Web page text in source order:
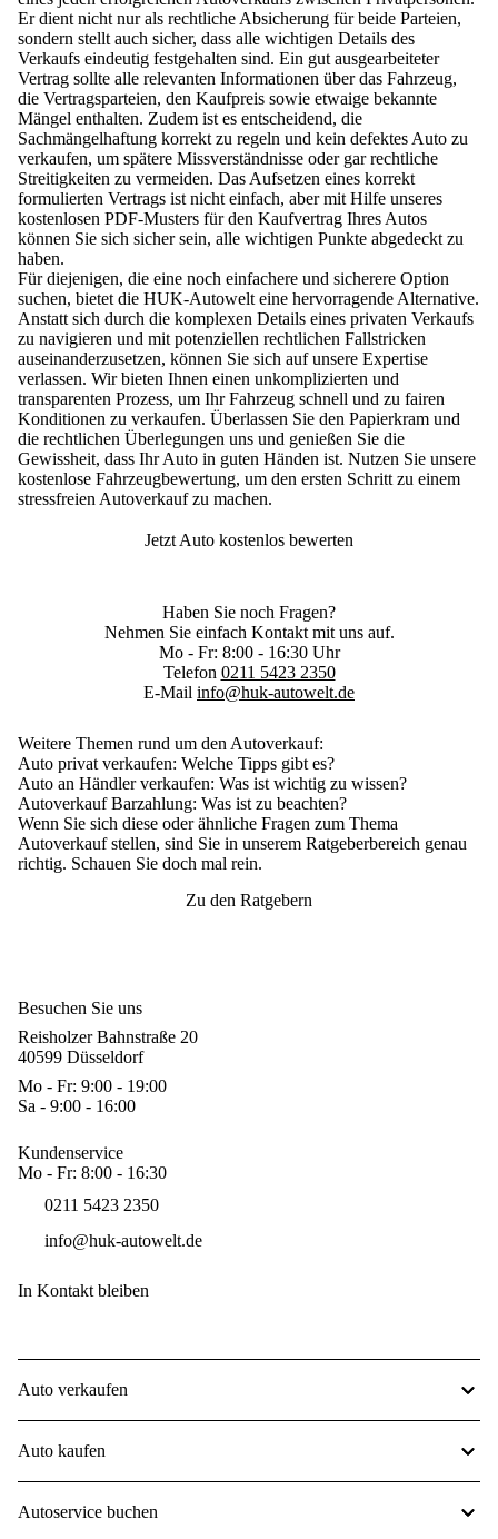
Er dient nicht nur als rechtliche Absicherung für beide Parteien,
sondern stellt auch sicher, dass alle wichtigen Details des
Verkaufs eindeutig festgehalten sind. Ein gut ausgearbeiteter
Vertrag sollte alle relevanten Informationen über das Fahrzeug,
die Vertragsparteien, den Kaufpreis sowie etwaige bekannte
Mängel enthalten. Zudem ist es entscheidend, die
Sachmängelhaftung korrekt zu regeln und kein defektes Auto zu
verkaufen, um spätere Missverständnisse oder gar rechtliche
Streitigkeiten zu vermeiden. Das Aufsetzen eines korrekt
formulierten Vertrags ist nicht einfach, aber mit Hilfe unseres
kostenlosen PDF-Musters für den Kaufvertrag Ihres Autos
können Sie sich sicher sein, alle wichtigen Punkte abgedeckt zu
haben.
Für diejenigen, die eine noch einfachere und sicherere Option
suchen, bietet die HUK-Autowelt eine hervorragende Alternative.
Anstatt sich durch die komplexen Details eines privaten Verkaufs
zu navigieren und mit potenziellen rechtlichen Fallstricken
auseinanderzusetzen, können Sie sich auf unsere Expertise
verlassen. Wir bieten Ihnen einen unkomplizierten und
transparenten Prozess, um Ihr Fahrzeug schnell und zu fairen
Konditionen zu verkaufen. Überlassen Sie den Papierkram und
die rechtlichen Überlegungen uns und genießen Sie die
Gewissheit, dass Ihr Auto in guten Händen ist. Nutzen Sie unsere
kostenlose Fahrzeugbewertung, um den ersten Schritt zu einem
stressfreien Autoverkauf zu machen.
Jetzt Auto kostenlos bewerten
Haben Sie noch Fragen?
Nehmen Sie einfach Kontakt mit uns auf.
Mo - Fr: 8:00 - 16:30 Uhr
Telefon 0211 5423 2350
E-Mail info@huk-autowelt.de
Weitere Themen rund um den Autoverkauf:
Auto privat verkaufen: Welche Tipps gibt es?
Auto an Händler verkaufen: Was ist wichtig zu wissen?
Autoverkauf Barzahlung: Was ist zu beachten?
Wenn Sie sich diese oder ähnliche Fragen zum Thema
Autoverkauf stellen, sind Sie in unserem Ratgeberbereich genau
richtig. Schauen Sie doch mal rein.
Zu den Ratgebern
Besuchen Sie uns
Reisholzer Bahnstraße 20
40599 Düsseldorf
Mo - Fr: 9:00 - 19:00
Sa - 9:00 - 16:00
Kundenservice
Mo - Fr: 8:00 - 16:30
0211 5423 2350
info@huk-autowelt.de
In Kontakt bleiben
Auto verkaufen
Auto kaufen
Autoservice buchen